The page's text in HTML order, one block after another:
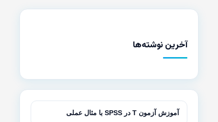
آخرین نوشته‌ها
آموزش آزمون T در SPSS با مثال عملی